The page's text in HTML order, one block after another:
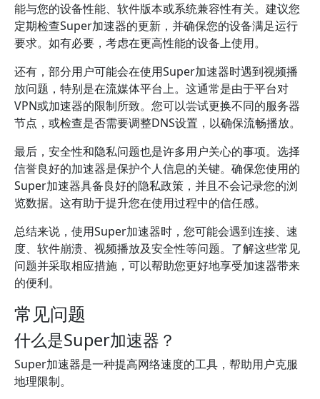
能与您的设备性能、软件版本或系统兼容性有关。建议您
定期检查Super加速器的更新，并确保您的设备满足运行
要求。如有必要，考虑在更高性能的设备上使用。
还有，部分用户可能会在使用Super加速器时遇到视频播
放问题，特别是在流媒体平台上。这通常是由于平台对
VPN或加速器的限制所致。您可以尝试更换不同的服务器
节点，或检查是否需要调整DNS设置，以确保流畅播放。
最后，安全性和隐私问题也是许多用户关心的事项。选择
信誉良好的加速器是保护个人信息的关键。确保您使用的
Super加速器具备良好的隐私政策，并且不会记录您的浏
览数据。这有助于提升您在使用过程中的信任感。
总结来说，使用Super加速器时，您可能会遇到连接、速
度、软件崩溃、视频播放及安全性等问题。了解这些常见
问题并采取相应措施，可以帮助您更好地享受加速器带来
的便利。
常见问题
什么是Super加速器？
Super加速器是一种提高网络速度的工具，帮助用户克服
地理限制。